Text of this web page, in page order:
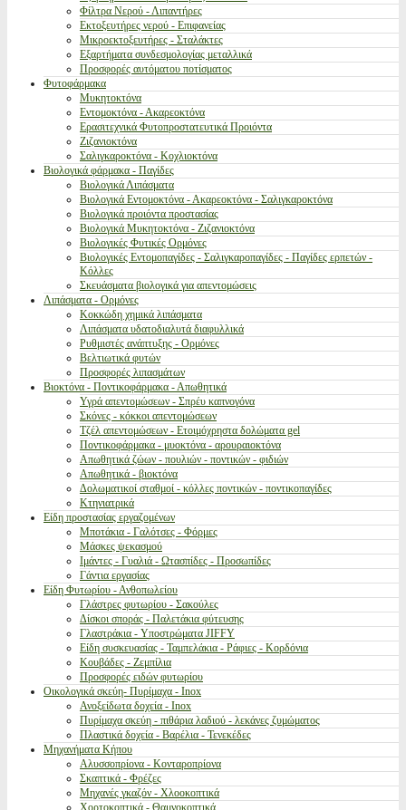
Φίλτρα Νερού - Λιπαντήρες
Εκτοξευτήρες νερού - Επιφανείας
Μικροεκτοξευτήρες - Σταλάκτες
Εξαρτήματα συνδεσμολογίας μεταλλικά
Προσφορές αυτόματου ποτίσματος
Φυτοφάρμακα
Μυκητοκτόνα
Εντομοκτόνα - Ακαρεοκτόνα
Ερασιτεχνικά Φυτοπροστατευτικά Προιόντα
Ζιζανιοκτόνα
Σαλιγκαροκτόνα - Κοχλιοκτόνα
Βιολογικά φάρμακα - Παγίδες
Βιολογικά Λιπάσματα
Βιολογικά Εντομοκτόνα - Ακαρεοκτόνα - Σαλιγκαροκτόνα
Βιολογικά προιόντα προστασίας
Βιολογικά Μυκητοκτόνα - Ζιζανιοκτόνα
Βιολογικές Φυτικές Ορμόνες
Βιολογικές Εντομοπαγίδες - Σαλιγκαροπαγίδες - Παγίδες ερπετών -
Κόλλες
Σκευάσματα βιολογικά για απεντομώσεις
Λιπάσματα - Ορμόνες
Κοκκώδη χημικά λιπάσματα
Λιπάσματα υδατοδιαλυτά διαφυλλικά
Ρυθμιστές ανάπτυξης - Ορμόνες
Βελτιωτικά φυτών
Προσφορές λιπασμάτων
Βιοκτόνα - Ποντικοφάρμακα - Απωθητικά
Υγρά απεντομώσεων - Σπρέυ καπνογόνα
Σκόνες - κόκκοι απεντομώσεων
Τζέλ απεντομώσεων - Ετοιμόχρηστα δολώματα gel
Ποντικοφάρμακα - μυοκτόνα - αρουραιοκτόνα
Απωθητικά ζώων - πουλιών - ποντικών - φιδιών
Απωθητικά - βιοκτόνα
Δολωματικοί σταθμοί - κόλλες ποντικών - ποντικοπαγίδες
Κτηνιατρικά
Είδη προστασίας εργαζομένων
Μποτάκια - Γαλότσες - Φόρμες
Μάσκες ψεκασμού
Ιμάντες - Γυαλιά - Ωτασπίδες - Προσωπίδες
Γάντια εργασίας
Είδη Φυτωρίου - Ανθοπωλείου
Γλάστρες φυτωρίου - Σακούλες
Δίσκοι σποράς - Παλετάκια φύτευσης
Γλαστράκια - Υποστρώματα JIFFY
Είδη συσκευασίας - Ταμπελάκια - Ράφιες - Κορδόνια
Κουβάδες - Ζεμπίλια
Προσφορές ειδών φυτωρίου
Οικολογικά σκεύη- Πυρίμαχα - Inox
Ανοξείδωτα δοχεία - Inox
Πυρίμαχα σκεύη - πιθάρια λαδιού - λεκάνες ζυμώματος
Πλαστικά δοχεία - Βαρέλια - Τενεκέδες
Μηχανήματα Κήπου
Αλυσσοπρίονα - Κονταροπρίονα
Σκαπτικά - Φρέζες
Μηχανές γκαζόν - Χλοοκοπτικά
Χορτοκοπτικά - Θαμνοκοπτικά